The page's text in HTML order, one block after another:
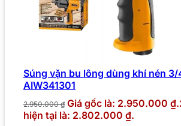
Súng vặn bu lông dùng khí nén 3/
AIW341301
2.950.000₫ Giá gốc là: 2.950.000 ₫.
hiện tại là: 2.802.000 ₫.